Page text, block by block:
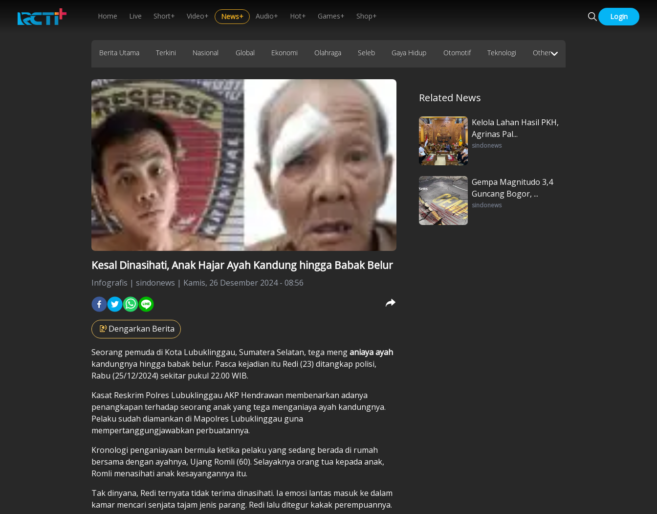
Home Live Short+ Video+ News+ Audio+ Hot+ Games+ Shop+ Login
Berita Utama Terkini Nasional Global Ekonomi Olahraga Seleb Gaya Hidup Otomotif Teknologi Other
Kesal Dinasihati, Anak Hajar Ayah Kandung hingga Babak Belur
Infografis | sindonews | Kamis, 26 Desember 2024 - 08:56
Dengarkan Berita
Seorang pemuda di Kota Lubuklinggau, Sumatera Selatan, tega menganiaya ayah
kandungnya hingga babak belur. Pasca kejadian itu Redi (23) ditangkap polisi,
Rabu (25/12/2024) sekitar pukul 22.00 WIB.
Kasat Reskrim Polres Lubuklinggau AKP Hendrawan membenarkan adanya
penangkapan terhadap seorang anak yang tega menganiaya ayah kandungnya.
Pelaku sudah diamankan di Mapolres Lubuklinggau guna
mempertanggungjawabkan perbuatannya.
Kronologi penganiayaan bermula ketika pelaku yang sedang berada di rumah
bersama dengan ayahnya, Ujang Romli (60). Selayaknya orang tua kepada anak,
Romli menasihati anak kesayangannya itu.
Tak dinyana, Redi ternyata tidak terima dinasihati. Ia emosi lantas masuk ke dalam
kamar mencari senjata tajam jenis parang. Redi lalu ditegur kakak perempuannya.
Related News
Kelola Lahan Hasil PKH,
Agrinas Pal...
sindonews
Gempa Magnitudo 3,4
Guncang Bogor, ...
sindonews